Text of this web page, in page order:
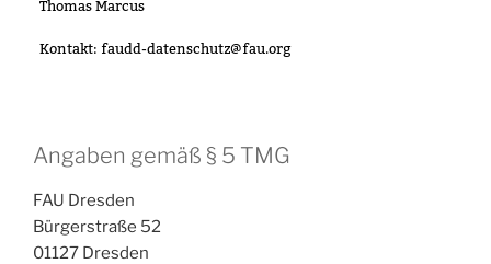
Angaben gemäß § 5 TMG
FAU Dresden
Bürgerstraße 52
01127 Dresden